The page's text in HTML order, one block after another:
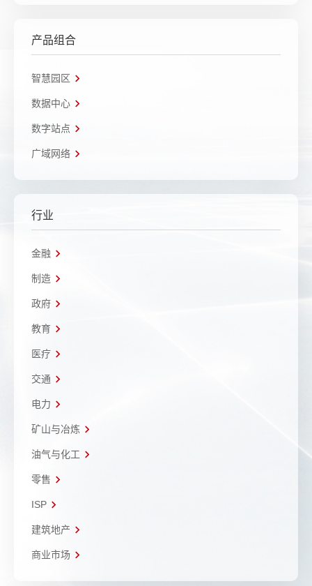
产品组合
智慧园区
数据中心
数字站点
广域网络
行业
金融
制造
政府
教育
医疗
交通
电力
矿山与冶炼
油气与化工
零售
ISP
建筑地产
商业市场